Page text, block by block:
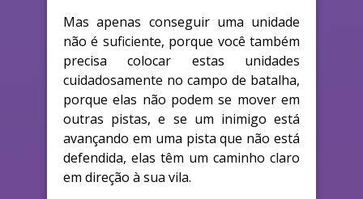
Mas apenas conseguir uma unidade
não é suficiente, porque você também
precisa colocar estas unidades
cuidadosamente no campo de batalha,
porque elas não podem se mover em
outras pistas, e se um inimigo está
avançando em uma pista que não está
defendida, elas têm um caminho claro
em direção à sua vila.